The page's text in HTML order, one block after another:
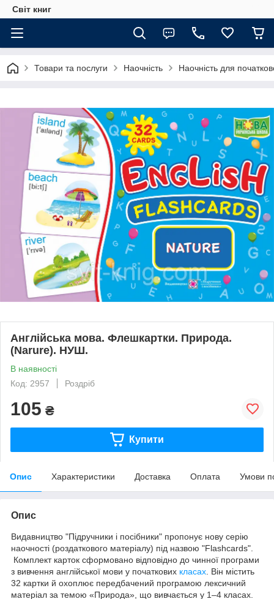
Світ книг
Товари та послуги Наочність Наочність для
Англійська мова. Флешкартки. Природа.
(Narure). НУШ.
В наявності
Код: 2957
Роздріб
105 ₴
Купити
Опис Характеристики Доставка Оплата Умови
Опис
Видавництво "Підручники і посібники" пропонує нову серію
наочності (роздаткового матеріалу) під назвою "Flashcards".
Комплект карток сформовано відповідно до чинної програми
з вивчення англійської мови у початкових класах . Він містить
32 картки й охоплює передбачений програмою лексичний
матеріал за темою «Природа», що вивчається у 1–4 класах.